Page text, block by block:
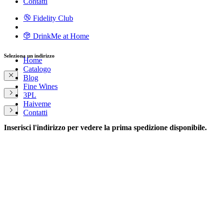
Fidelity Club
DrinkMe at Home
Home
Catalogo
Blog
Fine Wines
3PL
Haiveme
Contatti
Seleziona un indirizzo
Inserisci l'indirizzo per vedere la prima spedizione disponibile.